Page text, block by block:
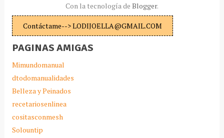
Con la tecnología de Blogger.
Contáctame--> LODIJOELLA@GMAIL.COM
PAGINAS AMIGAS
Mimundomanual
dtodomanualidades
Belleza y Peinados
recetariosenlinea
cositasconmesh
Solountip